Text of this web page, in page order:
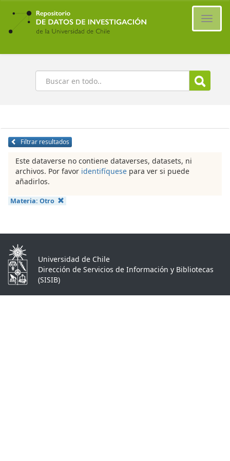
Ir
contenido
principal
Buscar
Filtrar resultados
Este dataverse no contiene dataverses, datasets, ni
archivos. Por favor identifíquese para ver si puede
añadirlos.
Materia: Otro
Universidad de Chile
Dirección de Servicios de Información y Bibliotecas
(SISIB)